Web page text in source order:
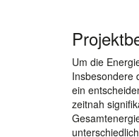
Um die
Insbesondere
ein
zeitnah